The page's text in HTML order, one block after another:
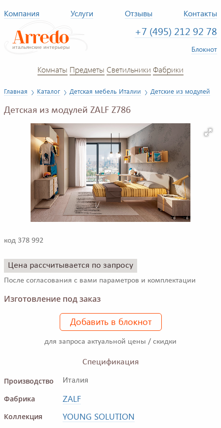
Компания Услуги Отзывы Контакты
+7 (495) 212 92 78
Блокнот
Комнаты Предметы Светильники Фабрики
Главная Каталог Детская мебель Италии Детские из модулей
Детская из модулей ZALF Z786
код 378 992
Цена рассчитывается по запросу
После согласования с вами параметров и комплектации
Изготовление под заказ
Добавить в блокнот
для запроса актуальной цены / скидки
Спецификация
Производство
Италия
Фабрика ZALF
Коллекция YOUNG SOLUTION